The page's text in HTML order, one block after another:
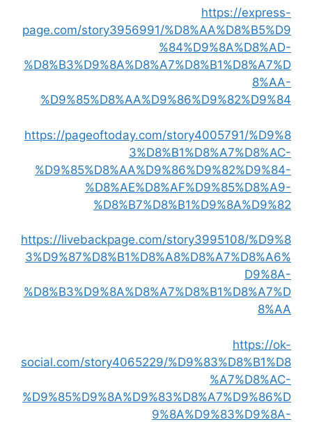
https://express-
page.com/story3956991/%D8%AA%D8%B5%D9
%84%D9%8A%D8%AD-
%D8%B3%D9%8A%D8%A7%D8%B1%D8%A7%D
8%AA-
%D9%85%D8%AA%D9%86%D9%82%D9%84
https://pageoftoday.com/story4005791/%D9%8
3%D8%B1%D8%A7%D8%AC-
%D9%85%D8%AA%D9%86%D9%82%D9%84-
%D8%AE%D8%AF%D9%85%D8%A9-
%D8%B7%D8%B1%D9%8A%D9%82
https://livebackpage.com/story3995108/%D9%8
3%D9%87%D8%B1%D8%A8%D8%A7%D8%A6%
D9%8A-
%D8%B3%D9%8A%D8%A7%D8%B1%D8%A7%D
8%AA
https://ok-
social.com/story4065229/%D9%83%D8%B1%D8
%A7%D8%AC-
%D9%85%D9%8A%D9%83%D8%A7%D9%86%D
9%8A%D9%83%D9%8A-